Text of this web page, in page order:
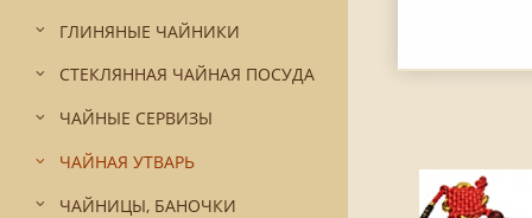
ГЛИНЯНЫЕ ЧАЙНИКИ
СТЕКЛЯННАЯ ЧАЙНАЯ ПОСУДА
ЧАЙНЫЕ СЕРВИЗЫ
ЧАЙНАЯ УТВАРЬ
ЧАЙНИЦЫ, БАНОЧКИ